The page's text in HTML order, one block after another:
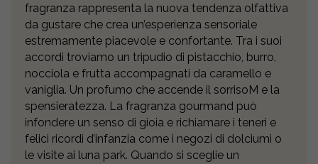
fragranza rappresenta la nuova tendenza olfattiva
da gustare che crea un’esperienza sensoriale
estremamente piacevole e confortante. Tra i suoi
accordi troviamo un tripudio di pistacchio, burro,
nocciola e frutta accompagnati da caramello e
vaniglia. Un profumo che accende il sorrisoM e la
spensieratezza. La fragranza gourmand può
infondere un senso di gioia e richiamare i teneri e
felici ricordi d’infanzia come i negozi di dolciumi o
le visite ai luna park. Quando si sceglie un